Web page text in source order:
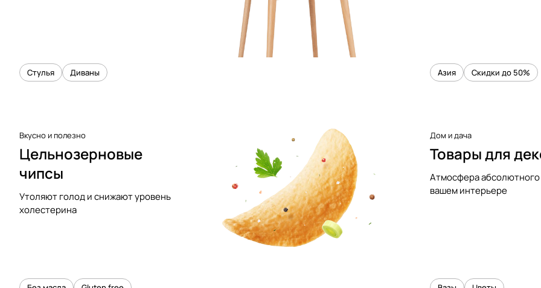
Стулья Диваны Азия Скидки до 50%
Вкусно и полезно
Цельнозерновые
чипсы
Утоляют голод и снижают уровень
холестерина
Дом и дача
Товары для
Атмосфера абсолютного
вашем интерьере